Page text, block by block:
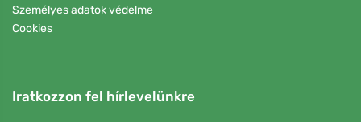
Személyes adatok védelme
Cookies
Iratkozzon fel hírlevelünkre